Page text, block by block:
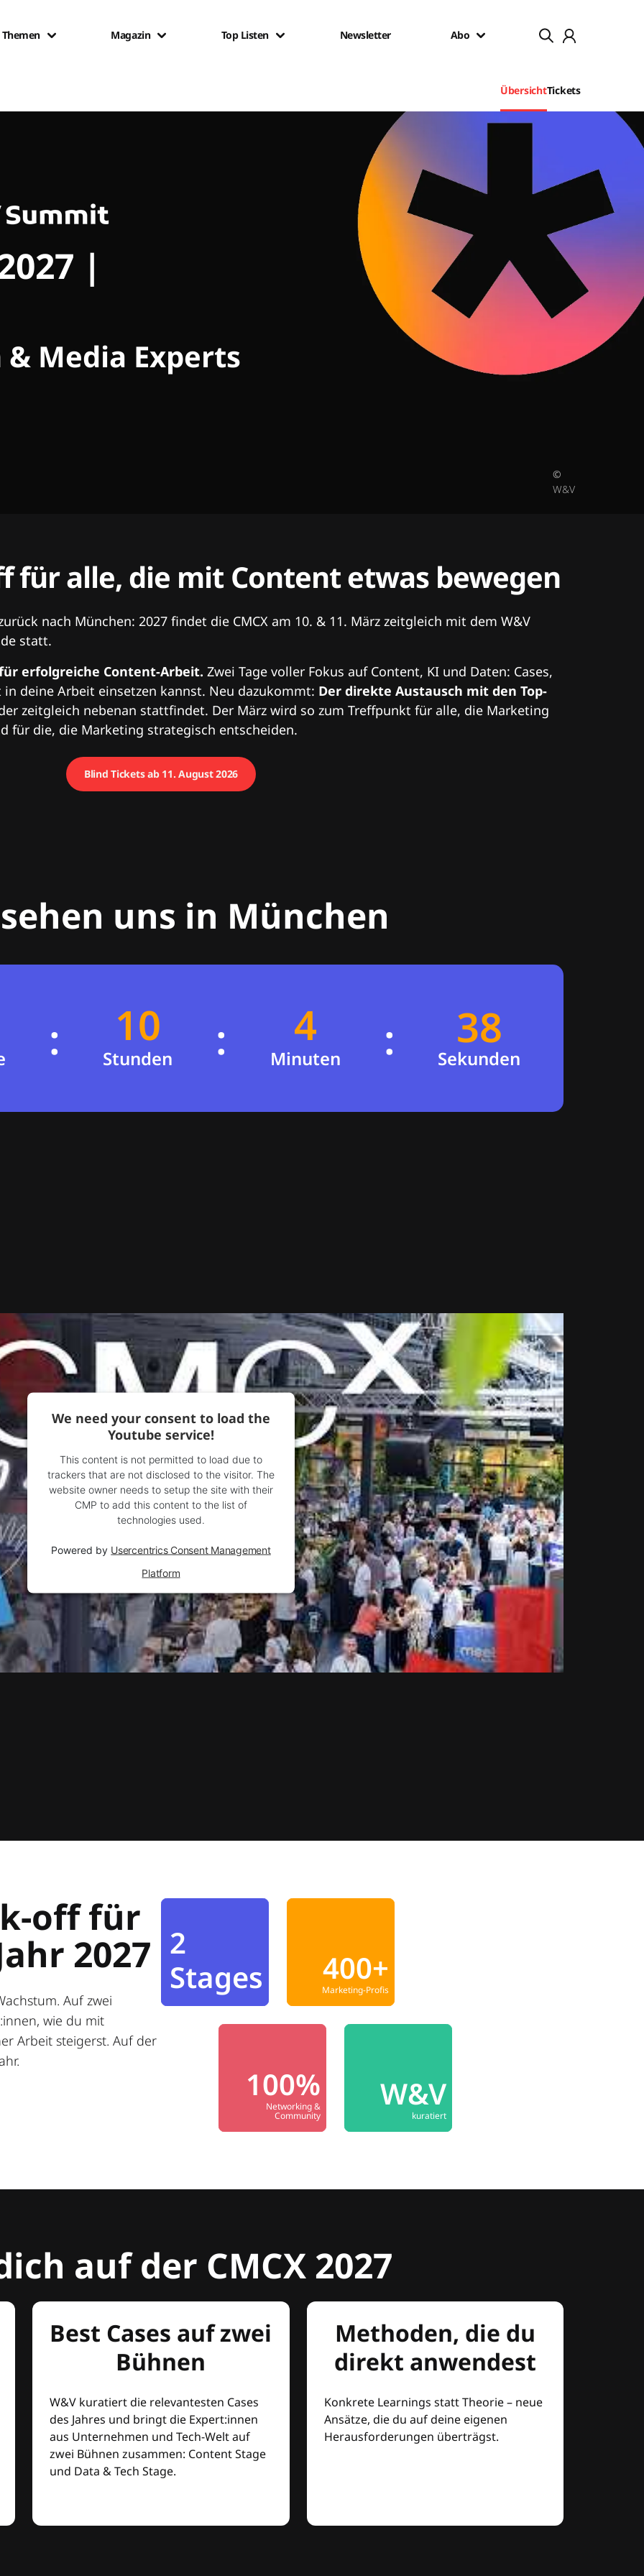
Themen Magazin Top Listen Newsletter Abo
ÜbersichtTickets
|
& Media Experts
©
W&V
für alle, die mit Content etwas bewegen
nach München: 2027 findet die CMCX am 10. & 11. März zeitgleich mit dem W&V
statt.
erfolgreiche Content-Arbeit. Zwei Tage voller Fokus auf Content, KI und Daten: Cases,
deine Arbeit einsetzen kannst. Neu dazukommt: Der direkte Austausch mit den Top-
zeitgleich nebenan stattfindet. Der März wird so zum Treffpunkt für alle, die Marketing
für die, die Marketing strategisch entscheiden.
Blind Tickets ab 11. August 2026
uns in München
:
10
9
Stunden :
4
3
Minuten :
38
37
Sekunden
We need your consent to load the
Youtube service!
This content is not permitted to load due to
trackers that are not disclosed to the visitor. The
website owner needs to setup the site with their
CMP to add this content to the list of
technologies used.
Powered by Usercentrics Consent Management
Platform
off für
2027
Auf zwei
wie du mit
Arbeit steigerst. Auf der
2
Stages
400+
Marketing-Profis
100%
Networking &
Community
W&V
kuratiert
auf der CMCX 2027
Best Cases auf zwei
Bühnen
W&V kuratiert die relevantesten Cases
des Jahres und bringt die Expert:innen
aus Unternehmen und Tech-Welt auf
zwei Bühnen zusammen: Content Stage
und Data & Tech Stage.
Methoden, die du
direkt anwendest
Konkrete Learnings statt Theorie – neue
Ansätze, die du auf deine eigenen
Herausforderungen überträgst.